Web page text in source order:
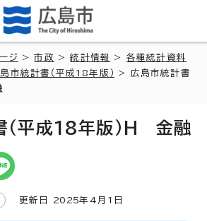
ジ >市政 >統計情報 > 各種統計資料
市統計書（平成18年版）
> 広島市統計書
（平成18年版）H 金融
更新日 2025年4月1日